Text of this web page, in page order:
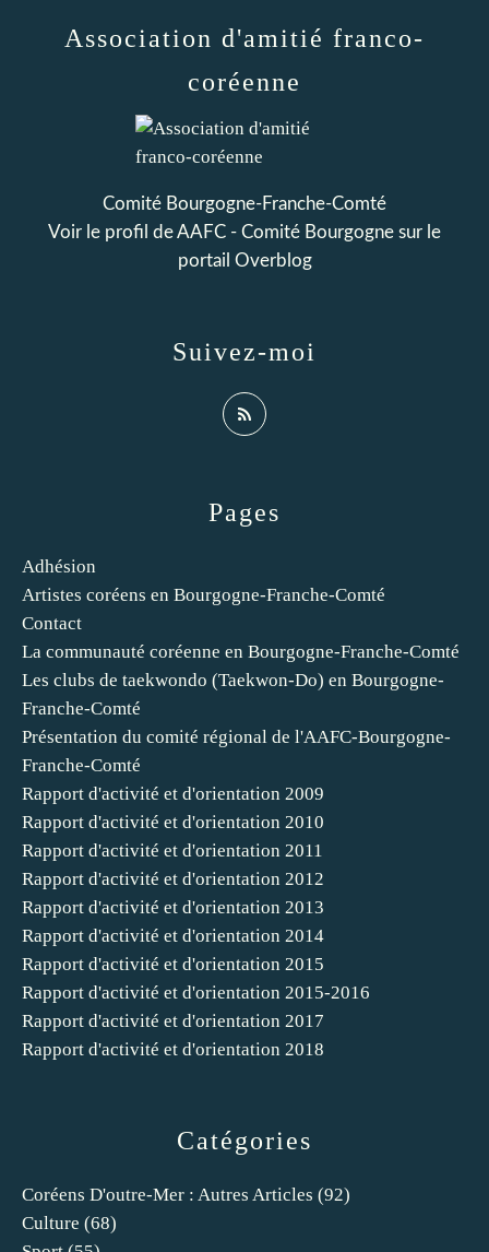
Catégories
Coréens D'outre-Mer : Autres Articles (92)
Culture (68)
Pages
Adhésion
Artistes coréens en Bourgogne-Franche-Comté
Contact
La communauté coréenne en Bourgogne-Franche-Comté
Les clubs de taekwondo (Taekwon-Do) en Bourgogne-
Franche-Comté
Présentation du comité régional de l'AAFC-Bourgogne-
Franche-Comté
Rapport d'activité et d'orientation 2009
Rapport d'activité et d'orientation 2010
Rapport d'activité et d'orientation 2011
Rapport d'activité et d'orientation 2012
Rapport d'activité et d'orientation 2013
Rapport d'activité et d'orientation 2014
Rapport d'activité et d'orientation 2015
Rapport d'activité et d'orientation 2015-2016
Rapport d'activité et d'orientation 2017
Rapport d'activité et d'orientation 2018
Association d'amitié franco-
coréenne
Comité Bourgogne-Franche-Comté
Voir le profil deAAFC - Comité Bourgogne sur le
portail Overblog
Suivez-moi